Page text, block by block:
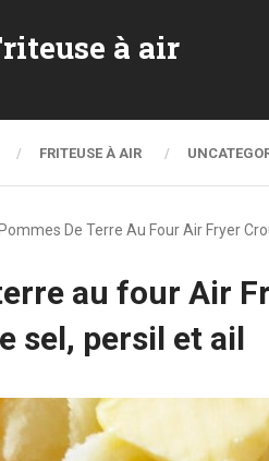
à air
FRITEUSE À AIR
Pommes De Terre Au Four Air Fryer
au four Air
sel, persil et ail